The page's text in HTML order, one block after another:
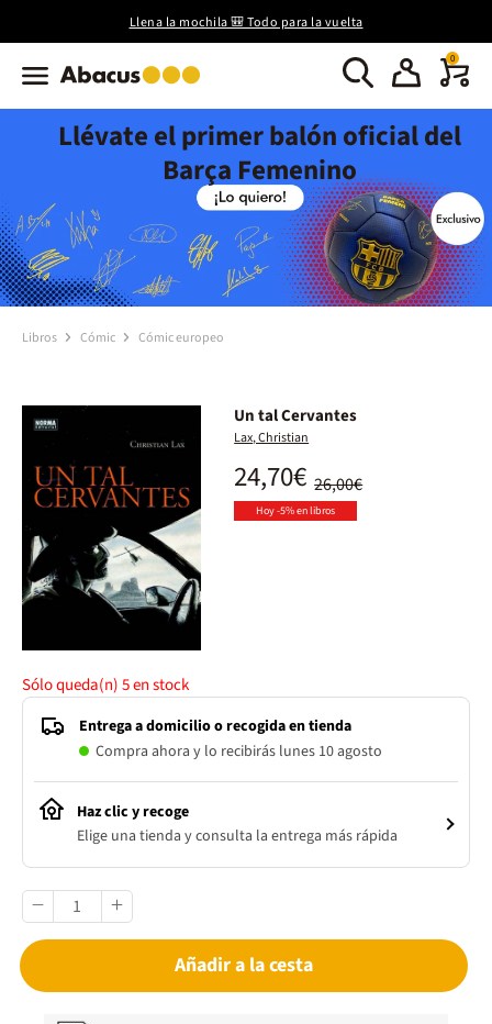
Llena la mochila 🎒 Todo para la vuelta
0
Llévate el primer balón oficial del
Barça Femenino
Libros Cómic Cómic europeo
Un tal Cervantes
Lax, Christian
26,00€
24,70€
Hoy -5% en libros
Sólo queda(n)5en stock
Entrega a domicilio o recogida en tienda
Compra ahora y lo recibirás lunes 10 agosto
Haz clic y recoge
Elige una tienda y consulta la entrega más rápida
Añadir a la cesta